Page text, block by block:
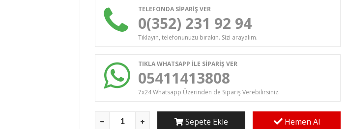
TELEFONDA SİPARİŞ VER
0(352) 231 92 94
Tıklayın, telefonunuzu bırakın. Sizi arayalım.
TIKLA WHATSAPP İLE SİPARİŞ VER
05411413808
7x24 Whatsapp Üzerinden de Sipariş Verebilirsiniz.
Sepete Ekle Hemen Al